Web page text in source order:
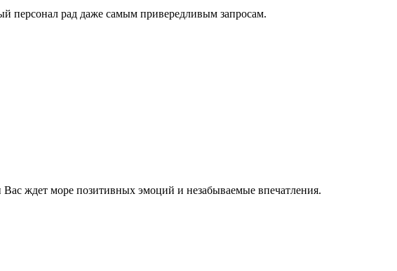
рад даже самым привередливым запросам.
ждет море позитивных эмоций и незабываемые впечатления.